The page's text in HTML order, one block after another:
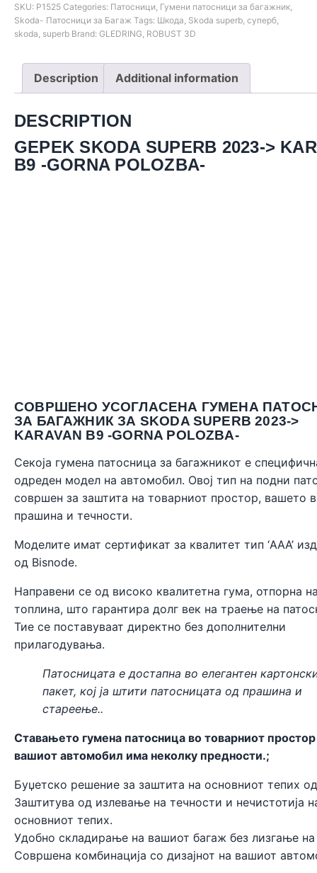
SKU: Р1525 Categories: Патосници Гумени патосници за багажник
Skoda- Патосници за Багаж Tags: Шкода Skoda superb суперб
skoda superb Brand: GLEDRING ROBUST 3D
Description Additional information
DESCRIPTION
GEPEK SKODA SUPERB 2023->
B9 -GORNA POLOZBA-
СОВРШЕНО УСОГЛАСЕНА ГУМЕНА
ЗА БАГАЖНИК ЗА SKODA SUPERB 2023->
KARAVAN B9 -GORNA POLOZBA-
Секоја гумена патосница за багажникот е
одреден модел на автомобил. Овој тип на подни
совршен за заштита на товарниот простор, вашето
прашина и течности.
Моделите имат сертификат за квалитет тип ‘AAA’
од Bisnode.
Направени се од високо квалитетна гума, отпорна
топлина, што гарантира долг век на траење на
Тие се поставуваат директно без дополнителни
прилагодувања.
Патосницата е достапна во елегантен
пакет, кој ја штити патосницата од прашина и
стареење..
Ставањето гумена патосница во товарниот простор
вашиот автомобил има неколку предности.;
Буџетско решение за заштита на основниот тепих
Заштитува од излевање на течности и нечистотија
основниот тепих.
Удобно складирање на вашиот багаж без лизгање на
Совршена комбинација со дизајнот на вашиот